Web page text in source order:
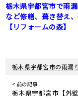
栃木県宇都宮市で雨
など修繕、葺き替え
【リフォームの森】
栃木県宇都宮市の雨漏
< 前の記事
栃木県宇都宮市【外